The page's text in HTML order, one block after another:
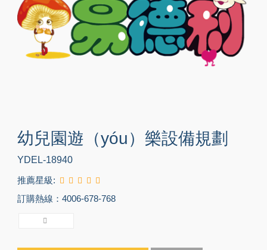
幼兒園遊（yóu）樂設備規劃
YDEL-18940
推薦星級:
訂購熱線：4006-678-768